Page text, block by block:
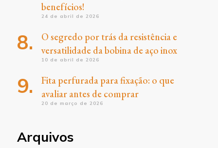
benefícios!
24 de abril de 2026
O segredo por trás da resistência e
versatilidade da bobina de aço inox
10 de abril de 2026
Fita perfurada para fixação: o que
avaliar antes de comprar
20 de março de 2026
Arquivos